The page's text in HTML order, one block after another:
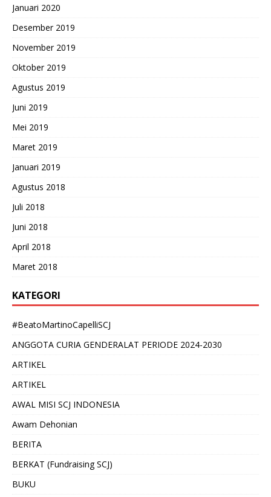
Januari 2020
Desember 2019
November 2019
Oktober 2019
Agustus 2019
Juni 2019
Mei 2019
Maret 2019
Januari 2019
Agustus 2018
Juli 2018
Juni 2018
April 2018
Maret 2018
KATEGORI
#BeatoMartinoCapelliSCJ
ANGGOTA CURIA GENDERALAT PERIODE 2024-2030
ARTIKEL
ARTIKEL
AWAL MISI SCJ INDONESIA
Awam Dehonian
BERITA
BERKAT (Fundraising SCJ)
BUKU